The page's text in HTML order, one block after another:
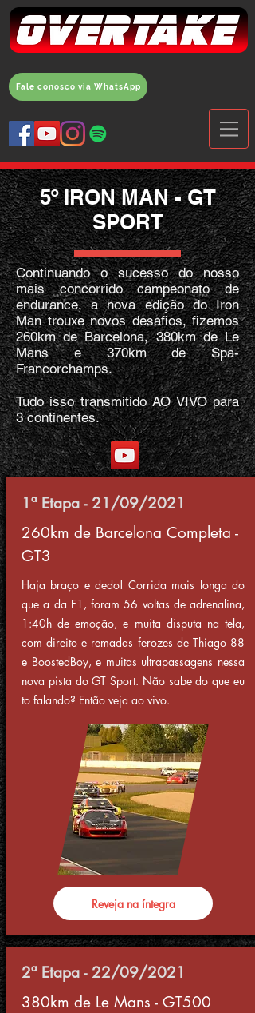
Fale conosco via WhatsApp
5º IRON MAN - GT
SPORT
Continuando o sucesso do nosso
mais concorrido campeonato de
endurance, a nova edição do Iron
Man trouxe novos desafios, fizemos
260km de Barcelona, 380km de Le
Mans e 370km de Spa-
Francorchamps.
Tudo isso transmitido AO VIVO para
3 continentes.
1ª Etapa - 21/09/2021
260km de Barcelona Completa -
GT3
Haja braço e dedo! Corrida mais longa do
que a da F1, foram 56 voltas de adrenalina,
1:40h de emoção, e muita disputa na tela,
com direito e remadas ferozes de Thiago 88
e BoostedBoy, e muitas ultrapassagens nessa
nova pista do GT Sport. Não sabe do que eu
to falando? Então veja ao vivo.
Reveja na íntegra
2ª Etapa - 22/09/2021
380km de Le Mans - GT500